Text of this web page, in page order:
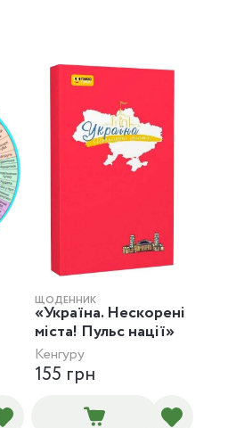
ЩОДЕННИК
«Україна. Нескорені
міста! Пульс нації»
Кенгуру
155 грн